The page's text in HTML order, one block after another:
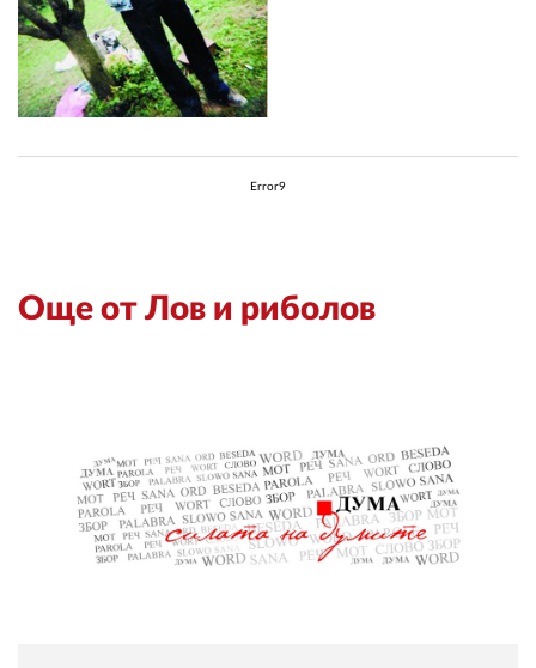
Error9
Още от Лов и риболов